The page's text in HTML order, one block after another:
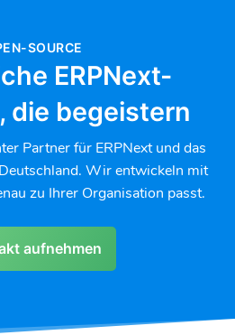
SOURCE
ERPNext-
die begeistern
Partner für ERPNext und das
Wir entwickeln mit
zu Ihrer Organisation passt.
aufnehmen